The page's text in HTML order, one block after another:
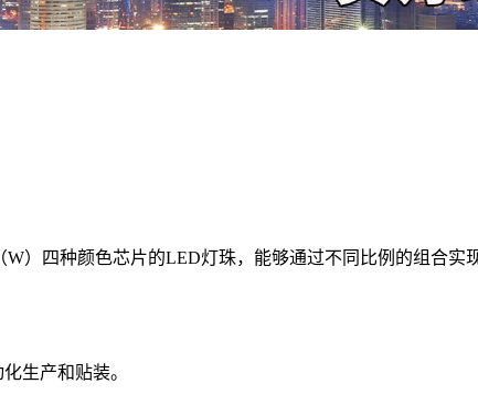
）四种颜色芯片的LED灯珠，能够通过不同比例的组合实
生产和贴装。